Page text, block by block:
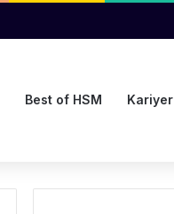
Best of HSM Kariyer